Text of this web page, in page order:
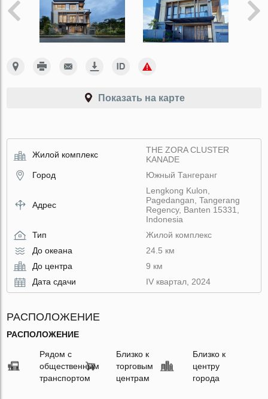
Показать на карте
Жилой комплекс
THE ZORA CLUSTER
KANADE
Город
Южный Тангеранг
Адрес
Lengkong Kulon,
Pagedangan, Tangerang
Regency, Banten 15331,
Indonesia
Тип
Жилой комплекс
До океана
24.5 км
До центра
9 км
Дата сдачи
IV квартал, 2024
РАСПОЛОЖЕНИЕ
РАСПОЛОЖЕНИЕ
Рядом с
общественным
транспортом
Близко к
торговым
центрам
Близко к
центру
города